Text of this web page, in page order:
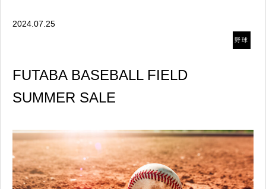
2024.07.25
野球
FUTABA BASEBALL FIELD
SUMMER SALE